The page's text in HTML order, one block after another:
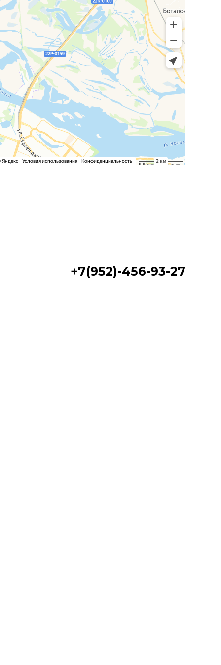
+7(952)-456-93-27
8(952)-456-93-27